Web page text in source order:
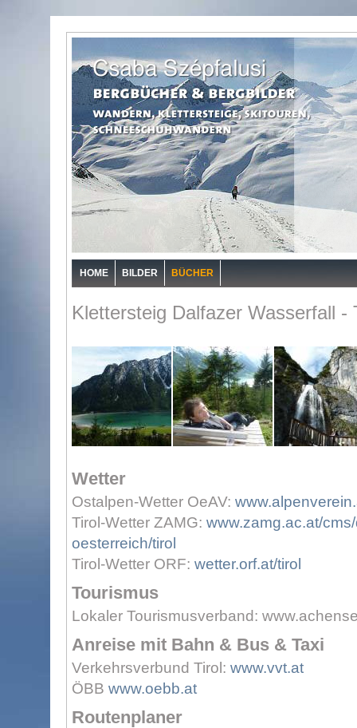
HOME BILDER BÜCHER
Klettersteig Dalfazer Wasserfall -
Wetter
Ostalpen-Wetter OeAV:
Tirol-Wetter ZAMG: www.zamg.ac.at/
oesterreich/tirol
Tirol-Wetter ORF: wetter.orf.at/tirol
Tourismus
Lokaler Tourismusverband:
Anreise mit Bahn & Bus & Taxi
Verkehrsverbund Tirol: www.vvt.at
ÖBB www.oebb.at
Routenplaner